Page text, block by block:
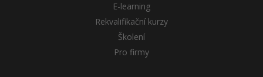
E-learning
Rekvalifikační kurzy
Školení
Pro firmy